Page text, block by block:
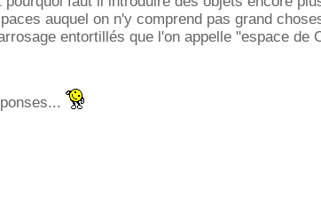
auquel on n'y comprend pas grand
entortillés que l'on appelle "espace de